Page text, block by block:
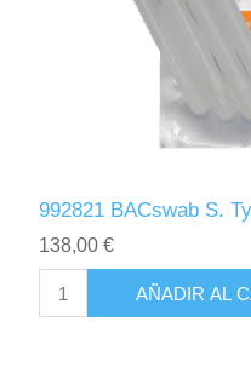
992821 BACswab S.
138,00 €
AÑADIR AL